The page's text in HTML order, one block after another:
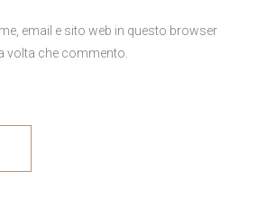
email e sito web in questo browser
volta che commento.